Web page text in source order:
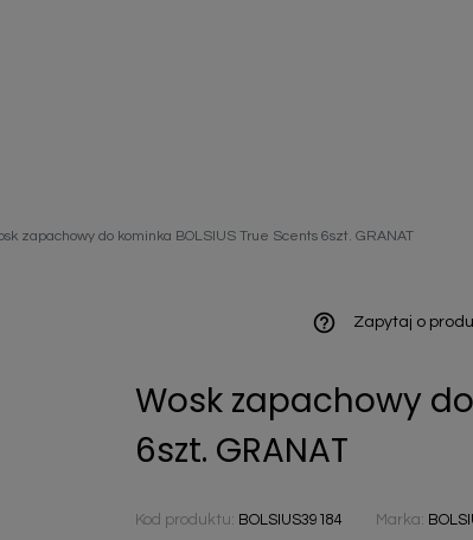
zapachowy do kominka BOLSIUS True Scents 6szt. GRANAT
help_outline Zapytaj o
Wosk zapachowy
6szt. GRANAT
Kod produktu: BOLSIUS39184 Marka: